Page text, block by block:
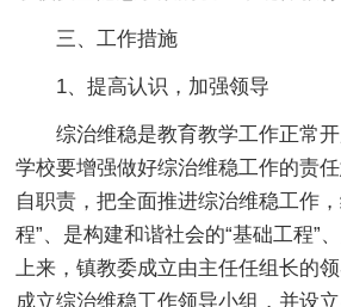
三、工作措施
1、提高认识，加强领导
综治维稳是教育教学工作正常
学校要增强做好综治维稳工作的责
自职责，把全面推进综治维稳工作
程”、是构建和谐社会的“基础工程”
上来，镇教委成立由主任任组长的
成立综治维稳工作领导小组，并设